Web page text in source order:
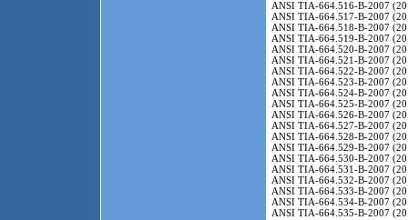
ANSI TIA-664.516-B-2007
ANSI TIA-664.517-B-2007
ANSI TIA-664.518-B-2007
ANSI TIA-664.519-B-2007
ANSI TIA-664.520-B-2007
ANSI TIA-664.521-B-2007
ANSI TIA-664.522-B-2007
ANSI TIA-664.523-B-2007
ANSI TIA-664.524-B-2007
ANSI TIA-664.525-B-2007
ANSI TIA-664.526-B-2007
ANSI TIA-664.527-B-2007
ANSI TIA-664.528-B-2007
ANSI TIA-664.529-B-2007
ANSI TIA-664.530-B-2007
ANSI TIA-664.531-B-2007
ANSI TIA-664.532-B-2007
ANSI TIA-664.533-B-2007
ANSI TIA-664.534-B-2007
ANSI TIA-664.535-B-2007